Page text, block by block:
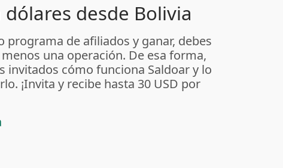
desde Bolivia
programa de afiliados y ganar, debes
una operación. De esa forma,
invitados cómo funciona Saldoar y lo
¡Invita y recibe hasta 30 USD por